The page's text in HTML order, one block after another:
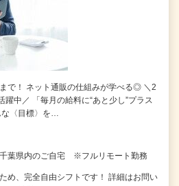
で！ ネット通販の仕組みが学べる◎ ＼2
躍中／ 「毎月の給料に“あと少し”プラス
〈目標〉を…
葉県内のご自宅 ※フルリモート勤務
め、完全自由シフトです！ 詳細はお問い